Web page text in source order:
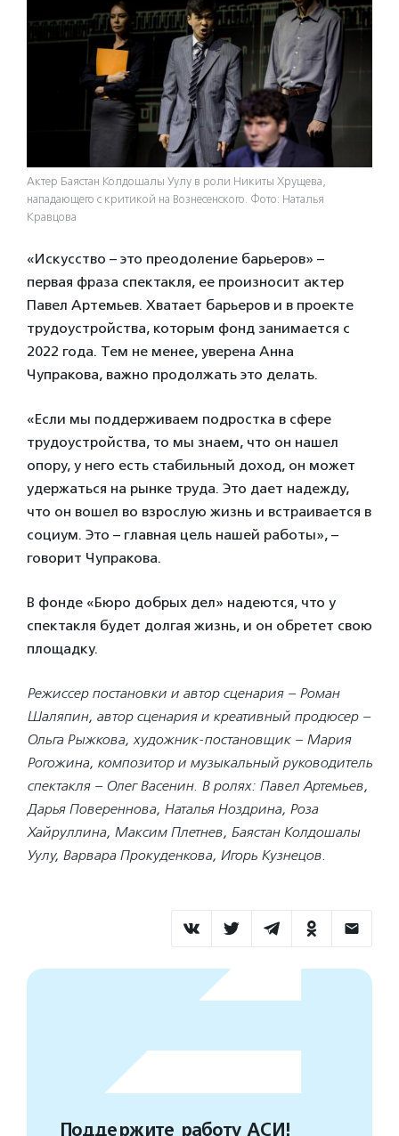
Актер Баястан Колдошалы Уулу в роли Никиты Хрущева,
нападающего с критикой на Вознесенского. Фото: Наталья
Кравцова
«Искусство – это преодоление барьеров» –
первая фраза спектакля, ее произносит актер
Павел Артемьев. Хватает барьеров и в проекте
трудоустройства, которым фонд занимается с
2022 года. Тем не менее, уверена Анна
Чупракова, важно продолжать это делать.
«Если мы поддерживаем подростка в сфере
трудоустройства, то мы знаем, что он нашел
опору, у него есть стабильный доход, он может
удержаться на рынке труда. Это дает надежду,
что он вошел во взрослую жизнь и встраивается в
социум. Это – главная цель нашей работы», –
говорит Чупракова.
В фонде «Бюро добрых дел» надеются, что у
спектакля будет долгая жизнь, и он обретет свою
площадку.
Режиссер постановки и автор сценария – Роман
Шаляпин, автор сценария и креативный продюсер –
Ольга Рыжкова, художник-постановщик – Мария
Рогожина, композитор и музыкальный руководитель
спектакля – Олег Васенин. В ролях: Павел Артемьев,
Дарья Повереннова, Наталья Ноздрина, Роза
Хайруллина, Максим Плетнев, Баястан Колдошалы
Уулу, Варвара Прокуденкова, Игорь Кузнецов.
Поддержите работу АСИ!